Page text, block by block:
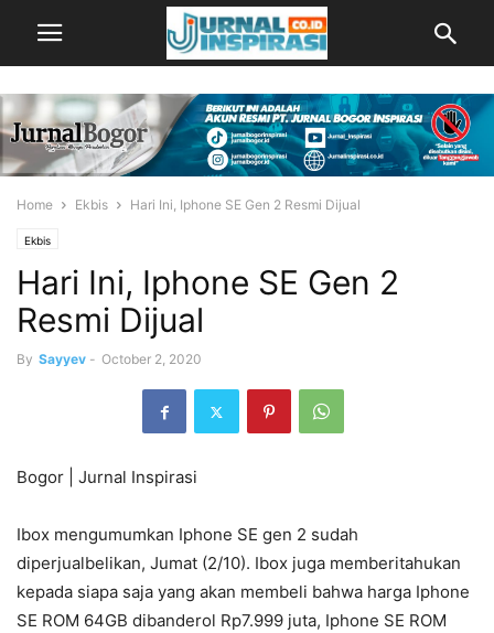
Home Ekbis Hari Ini, Iphone SE Gen 2 Resmi Dijual
Ekbis
Hari Ini, Iphone SE Gen 2
Resmi Dijual
By Sayyev - October 2, 2020
Bogor | Jurnal Inspirasi
Ibox mengumumkan Iphone SE gen 2 sudah
diperjualbelikan, Jumat (2/10). Ibox juga memberitahukan
kepada siapa saja yang akan membeli bahwa harga Iphone
SE ROM 64GB dibanderol Rp7.999 juta, Iphone SE ROM